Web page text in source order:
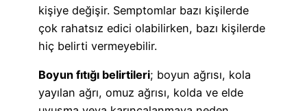
kişiye değişir. Semptomlar bazı kişilerde
çok rahatsız edici olabilirken, bazı kişilerde
hiç belirti vermeyebilir.
Boyun fıtığı belirtileri; boyun ağrısı, kola
yayılan ağrı, omuz ağrısı, kolda ve elde